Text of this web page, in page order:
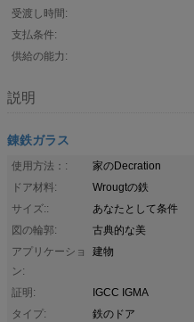
受渡し時間:
支払条件:
供給の能力:
説明
錬鉄ガラス
使用方法：:
家のDecration
ドア材料:
Wrougtの鉄
サイズ::
あなたとして条件
図の輪郭:
古典的な美
アプリケーショ
ン:
建物
証明:
IGCC IGMA
タイプ:
鉄のドア